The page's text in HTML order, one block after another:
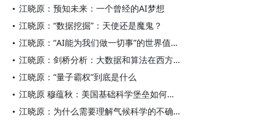
江晓原：预知未来：一个曾经的AI梦想
江晓原：“数据挖掘”：天使还是魔鬼？
江晓原：“AI能为我们做一切事”的世界值得期待吗？
江晓原：剑桥分析：大数据和算法在西方当代政治中的隐秘角色
江晓原：“量子霸权”到底是什么
江晓原 穆蕴秋：美国基础科学堡垒如何从内部沦陷
江晓原：为什么需要理解气候科学的不确定性